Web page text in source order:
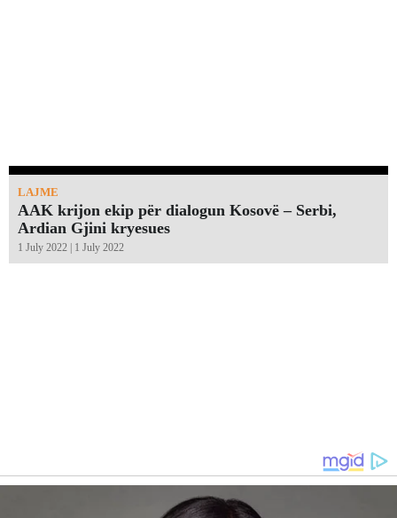
LAJME
AAK krijon ekip për dialogun Kosovë – Serbi,
Ardian Gjini kryesues
1 July 2022 | 1 July 2022